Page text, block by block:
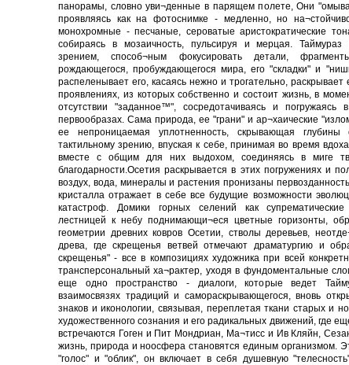
панорамы, словно уви¬денные в парящем полете, Они
проявляясь как на фотоснимке - медленно, но
монохромные - песчаные, сероватые аристократические
собираясь в мозаичность, пульсируя и мерцая. Таймураз
зрением, способ¬ным фокусировать детали,
рождающегося, пробуждающегося мира, его "складки" и
распеленывает его, касаясь нежно и трогательно,
проявлениях, из которых собственно и состоит жизнь, в
отсутствии "заданное™", сосредотачиваясь и
первообразах. Сама природа, ее "грани" и ар¬хаические
ее непроницаемая уплотненность, скрывающая
тактильному зрению, впуская к себе, принимая во время
вместе с общим для них выдохом, соединяясь в миге
благодарности.Осетия раскрывается в этих погружениях и
воздух, вода, минералы и растения пронизаны
кристалла отражает в себе все будущие возможности
катастроф. Домики горных селений как
лестницей к небу поднимающи¬еся цветные горизонты,
геометрии древних ковров Осетии, стволы деревьев,
древа, где скрещенья ветвей отмечают драматургию и
скрещенья" - все в композициях художника при всей
трансперсональный ха¬рактер, уходя в фундоментальные
еще одно пространство - диалоги, которые ведет
взаимосвязях традиций и самораскрывающегося, вновь
знаков и иконологии, связывая, переплетая ткани старых и
художественного сознания и его радикальных движений, где
встречаются Гоген и Пит Мондриан, Ма¬тисс и Ив Кляйн,
жизнь, природа и ноосфера становятся единым организмом.
"голос" и "облик", он включает в себя душевную